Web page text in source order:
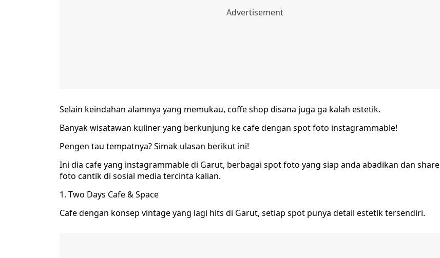
Selain keindahan alamnya yang memukau, coffe shop disana juga ga kalah estetik.
Banyak wisatawan kuliner yang berkunjung ke cafe dengan spot foto instagrammable!
Pengen tau tempatnya? Simak ulasan berikut ini!
Ini dia cafe yang instagrammable di Garut, berbagai spot foto yang siap anda abadikan dan share
foto cantik di sosial media tercinta kalian.
1. Two Days Cafe & Space
Cafe dengan konsep vintage yang lagi hits di Garut, setiap spot punya detail estetik tersendiri.